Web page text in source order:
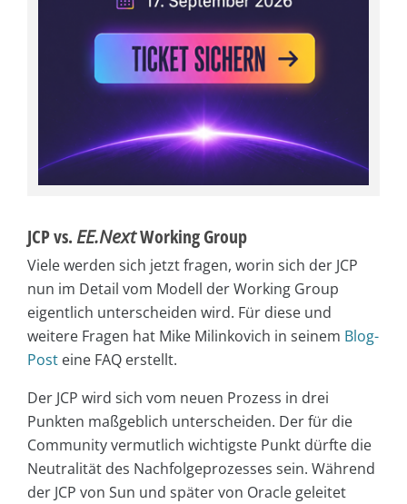
JCP vs.EE.NextWorking Group
Viele werden sich jetzt fragen, worin sich der JCP
nun im Detail vom Modell der Working Group
eigentlich unterscheiden wird. Für diese und
weitere Fragen hat Mike Milinkovich in seinem Blog-
Post eine FAQ erstellt.
Der JCP wird sich vom neuen Prozess in drei
Punkten maßgeblich unterscheiden. Der für die
Community vermutlich wichtigste Punkt dürfte die
Neutralität des Nachfolgeprozesses sein. Während
der JCP von Sun und später von Oracle geleitet